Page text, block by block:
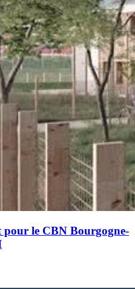
le CBN Bourgogne-